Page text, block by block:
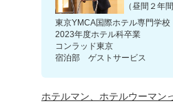
（昼間２年
東京YMCA国際ホテル専門学校
2023年度ホテル科卒業
コンラッド東京
宿泊部 ゲストサービス
ホテルマン、ホテルウーマン